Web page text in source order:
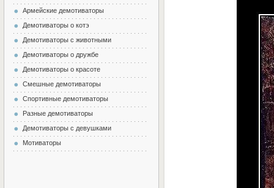
Армейские демотиваторы
Демотиваторы о котэ
Демотиваторы с животными
Демотиваторы о дружбе
Демотиваторы о красоте
Смешные демотиваторы
Спортивные демотиваторы
Разные демотиваторы
Демотиваторы с девушками
Мотиваторы